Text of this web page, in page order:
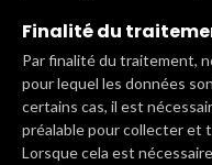
Finalité du
Par finalité du traitement,
pour lequel les données
certains cas, il est
préalable pour collecter et
Lorsque cela est